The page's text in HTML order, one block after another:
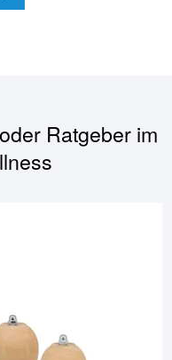
Ratgeber im